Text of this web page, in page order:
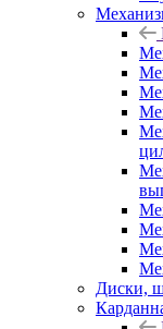
Диски,